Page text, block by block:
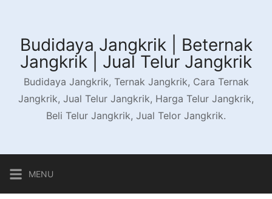
contentBudidaya Jangkrik | Beternak
Jangkrik | Jual Telur Jangkrik
Budidaya Jangkrik, Ternak Jangkrik, Cara Ternak
Jangkrik, Jual Telur Jangkrik, Harga Telur Jangkrik,
Beli Telur Jangkrik, Jual Telor Jangkrik.
MENU